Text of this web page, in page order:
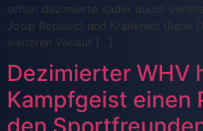
schon dezimierte Kader durch
Josip Repusic) und Krankheit (Rene
weiteren Verlauf […]
Dezimierter WHV
Kampfgeist einen